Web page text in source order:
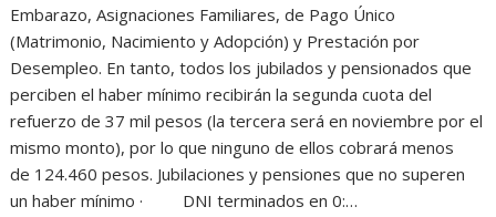
Embarazo, Asignaciones Familiares, de Pago Único
(Matrimonio, Nacimiento y Adopción) y Prestación por
Desempleo. En tanto, todos los jubilados y pensionados que
perciben el haber mínimo recibirán la segunda cuota del
refuerzo de 37 mil pesos (la tercera será en noviembre por el
mismo monto), por lo que ninguno de ellos cobrará menos
de 124.460 pesos. Jubilaciones y pensiones que no superen
un haber mínimo · DNI terminados en 0:…